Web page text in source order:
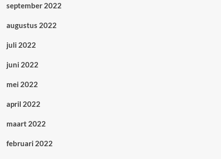
september 2022
augustus 2022
juli 2022
juni 2022
mei 2022
april 2022
maart 2022
februari 2022